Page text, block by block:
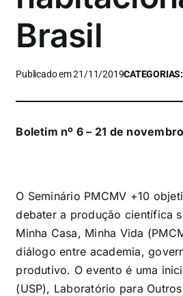
Brasil
Publicado em 21/11/2019CATEGORIAS:
Boletim nº 6 – 21 de
O Seminário PMCMV +10
debater a produção científica
Minha Casa, Minha Vida
diálogo entre academia,
produtivo. O evento é uma
(USP), Laboratório para